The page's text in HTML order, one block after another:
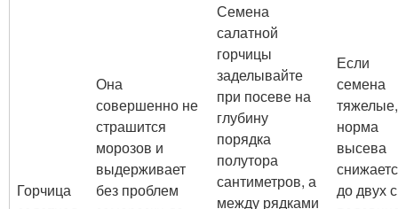
Горчица
Она
совершенно не
страшится
морозов и
выдерживает
без проблем
Семена
салатной
горчицы
заделывайте
при посеве на
глубину
порядка
полутора
сантиметров, а
между рядками
Если
семена
норма
высева
до двух с